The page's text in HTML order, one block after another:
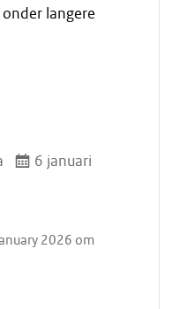
langere
6 januari
2026 om